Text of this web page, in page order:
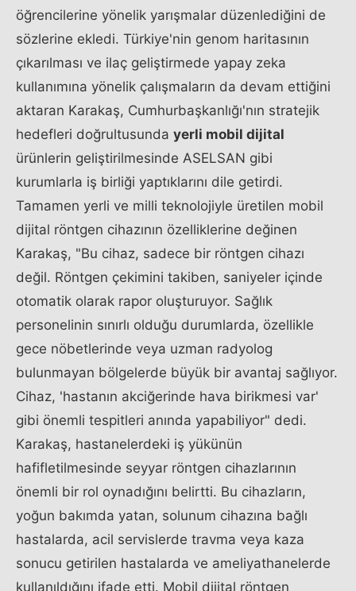
öğrencilerine yönelik yarışmalar düzenlediğini de
sözlerine ekledi. Türkiye'nin genom haritasının
çıkarılması ve ilaç geliştirmede yapay zeka
kullanımına yönelik çalışmaların da devam ettiğini
aktaran Karakaş, Cumhurbaşkanlığı'nın stratejik
hedefleri doğrultusunda yerli mobil dijital
ürünlerin geliştirilmesinde ASELSAN gibi
kurumlarla iş birliği yaptıklarını dile getirdi.
Tamamen yerli ve milli teknolojiyle üretilen mobil
dijital röntgen cihazının özelliklerine değinen
Karakaş, "Bu cihaz, sadece bir röntgen cihazı
değil. Röntgen çekimini takiben, saniyeler içinde
otomatik olarak rapor oluşturuyor. Sağlık
personelinin sınırlı olduğu durumlarda, özellikle
gece nöbetlerinde veya uzman radyolog
bulunmayan bölgelerde büyük bir avantaj sağlıyor.
Cihaz, 'hastanın akciğerinde hava birikmesi var'
gibi önemli tespitleri anında yapabiliyor" dedi.
Karakaş, hastanelerdeki iş yükünün
hafifletilmesinde seyyar röntgen cihazlarının
önemli bir rol oynadığını belirtti. Bu cihazların,
yoğun bakımda yatan, solunum cihazına bağlı
hastalarda, acil servislerde travma veya kaza
sonucu getirilen hastalarda ve ameliyathanelerde
kullanıldığını ifade etti. Mobil dijital röntgen